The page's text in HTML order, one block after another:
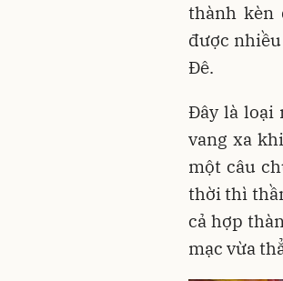
thành kèn
được
Đê.
Đây là loại
vang xa
một câu
thời thì
cả hợp
mạc vừa